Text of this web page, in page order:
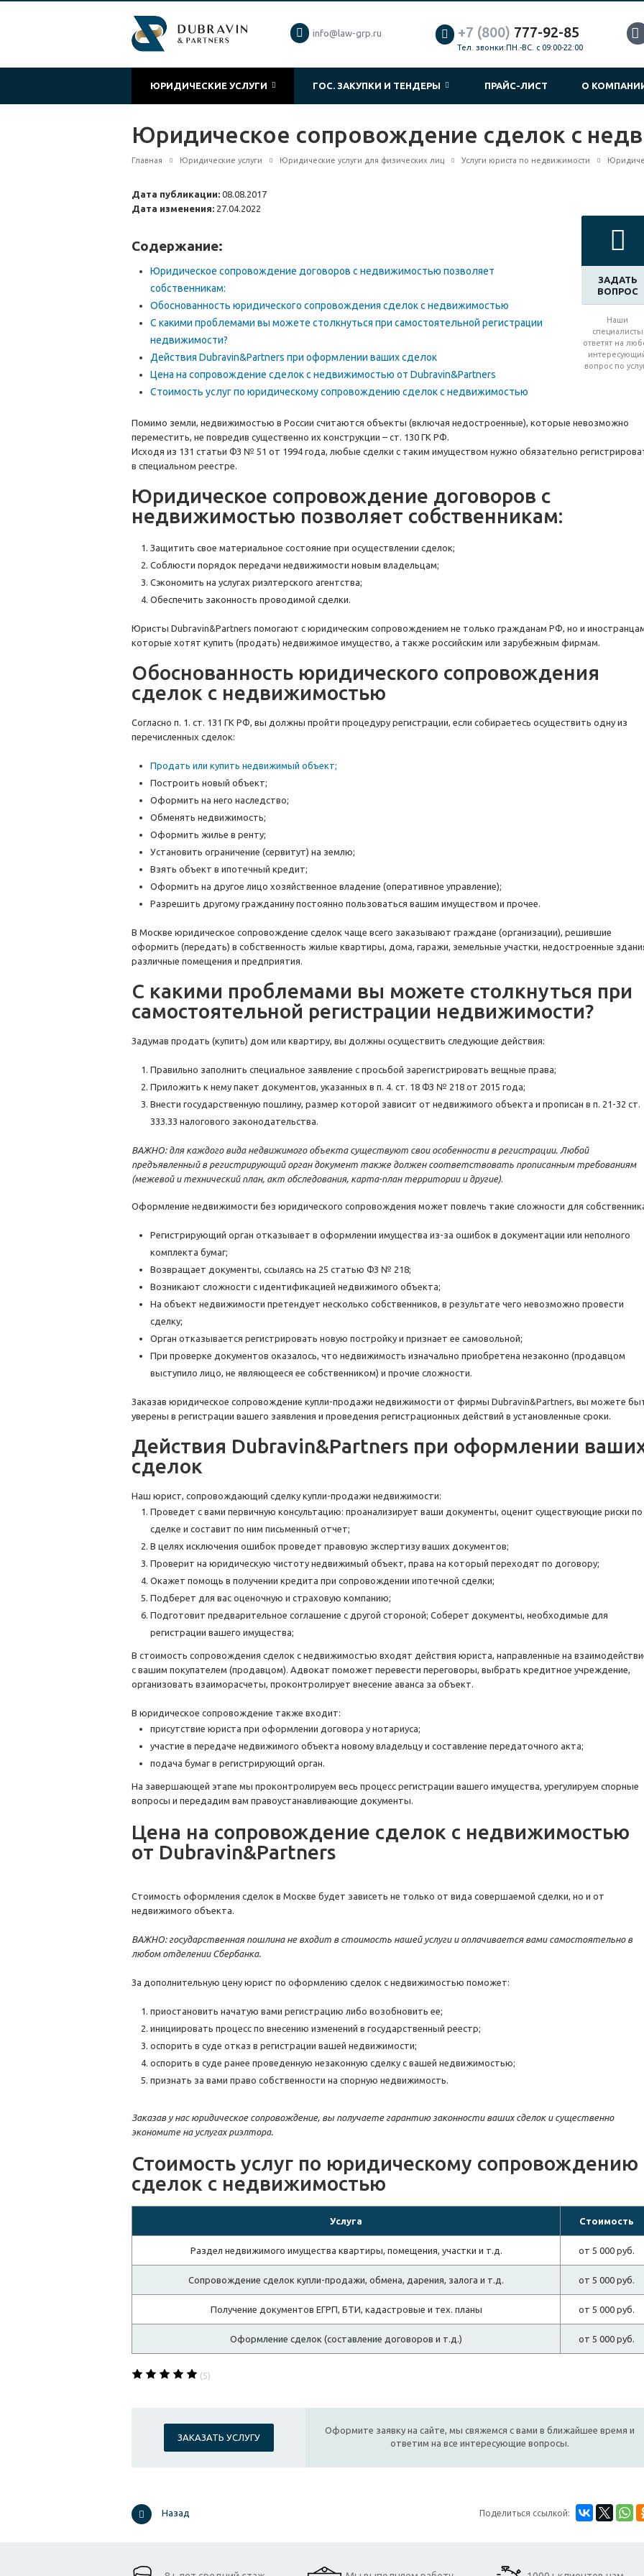
info@law-grp.ru +7 (800) 777-92-85
Тел. звонки:ПН.-ВС. с 09:00-22:00
ЮРИДИЧЕСКИЕ УСЛУГИ ГОС. ЗАКУПКИ И ТЕНДЕРЫ ПРАЙС-ЛИСТ О
Юридическое сопровождение сделок с
Главная Юридические услуги Юридические услуги для физических лиц Услуги юриста по недвижимости
Дата публикации: 08.08.2017
Дата изменения: 27.04.2022
ЗАДАТЬ
ВОПРОС
Наши
специалисты
ответят на
вопрос по
Содержание:
Юридическое сопровождение договоров с недвижимостью позволяет
собственникам:
Обоснованность юридического сопровождения сделок с недвижимостью
С какими проблемами вы можете столкнуться при самостоятельной регистрации
недвижимости?
Действия Dubravin&Partners при оформлении ваших сделок
Цена на сопровождение сделок с недвижимостью от Dubravin&Partners
Стоимость услуг по юридическому сопровождению сделок с недвижимостью
Помимо земли, недвижимостью в России считаются объекты (включая недостроенные), которые невозможно
переместить, не повредив существенно их конструкции – ст. 130 ГК РФ.
Исходя из 131 статьи ФЗ № 51 от 1994 года, любые сделки с таким имуществом нужно обязательно
в специальном реестре.
Юридическое сопровождение договоров с
недвижимостью позволяет собственникам:
Защитить свое материальное состояние при осуществлении сделок;
Соблюсти порядок передачи недвижимости новым владельцам;
Сэкономить на услугах риэлтерского агентства;
Обеспечить законность проводимой сделки.
Юристы Dubravin&Partners помогают с юридическим сопровождением не только гражданам РФ, но и
которые хотят купить (продать) недвижимое имущество, а также российским или зарубежным фирмам.
Обоснованность юридического сопровождения
сделок с недвижимостью
Согласно п. 1. ст. 131 ГК РФ, вы должны пройти процедуру регистрации, если собираетесь осуществить одну из
перечисленных сделок:
Продать или купить недвижимый объект;
Построить новый объект;
Оформить на него наследство;
Обменять недвижимость;
Оформить жилье в ренту;
Установить ограничение (сервитут) на землю;
Взять объект в ипотечный кредит;
Оформить на другое лицо хозяйственное владение (оперативное управление);
Разрешить другому гражданину постоянно пользоваться вашим имуществом и прочее.
В Москве юридическое сопровождение сделок чаще всего заказывают граждане (организации), решившие
оформить (передать) в собственность жилые квартиры, дома, гаражи, земельные участки, недостроенные
различные помещения и предприятия.
С какими проблемами вы можете столкнуться при
самостоятельной регистрации недвижимости?
Задумав продать (купить) дом или квартиру, вы должны осуществить следующие действия:
Правильно заполнить специальное заявление с просьбой зарегистрировать вещные права;
Приложить к нему пакет документов, указанных в п. 4. ст. 18 ФЗ № 218 от 2015 года;
Внести государственную пошлину, размер которой зависит от недвижимого объекта и прописан в п. 21-32 ст.
333.33 налогового законодательства.
ВАЖНО: для каждого вида недвижимого объекта существуют свои особенности в регистрации. Любой
предъявленный в регистрирующий орган документ также должен соответствовать прописанным требованиям
(межевой и технический план, акт обследования, карта-план территории и другие).
Оформление недвижимости без юридического сопровождения может повлечь такие сложности для
Регистрирующий орган отказывает в оформлении имущества из-за ошибок в документации или неполного
комплекта бумаг;
Возвращает документы, ссылаясь на 25 статью ФЗ № 218;
Возникают сложности с идентификацией недвижимого объекта;
На объект недвижимости претендует несколько собственников, в результате чего невозможно провести
сделку;
Орган отказывается регистрировать новую постройку и признает ее самовольной;
При проверке документов оказалось, что недвижимость изначально приобретена незаконно (продавцом
выступило лицо, не являющееся ее собственником) и прочие сложности.
Заказав юридическое сопровождение купли-продажи недвижимости от фирмы Dubravin&Partners, вы можете
уверены в регистрации вашего заявления и проведения регистрационных действий в установленные сроки.
Действия Dubravin&Partners при оформлении
сделок
Наш юрист, сопровождающий сделку купли-продажи недвижимости:
Проведет с вами первичную консультацию: проанализирует ваши документы, оценит существующие риски по
сделке и составит по ним письменный отчет;
В целях исключения ошибок проведет правовую экспертизу ваших документов;
Проверит на юридическую чистоту недвижимый объект, права на который переходят по договору;
Окажет помощь в получении кредита при сопровождении ипотечной сделки;
Подберет для вас оценочную и страховую компанию;
Подготовит предварительное соглашение с другой стороной; Соберет документы, необходимые для
регистрации вашего имущества;
В стоимость сопровождения сделок с недвижимостью входят действия юриста, направленные на
с вашим покупателем (продавцом). Адвокат поможет перевести переговоры, выбрать кредитное учреждение,
организовать взаиморасчеты, проконтролирует внесение аванса за объект.
В юридическое сопровождение также входит:
присутствие юриста при оформлении договора у нотариуса;
участие в передаче недвижимого объекта новому владельцу и составление передаточного акта;
подача бумаг в регистрирующий орган.
На завершающей этапе мы проконтролируем весь процесс регистрации вашего имущества, урегулируем спорные
вопросы и передадим вам правоустанавливающие документы.
Цена на сопровождение сделок с недвижимостью
от Dubravin&Partners
Стоимость оформления сделок в Москве будет зависеть не только от вида совершаемой сделки, но и от
недвижимого объекта.
ВАЖНО: государственная пошлина не входит в стоимость нашей услуги и оплачивается вами самостоятельно в
любом отделении Сбербанка.
За дополнительную цену юрист по оформлению сделок с недвижимостью поможет:
приостановить начатую вами регистрацию либо возобновить ее;
инициировать процесс по внесению изменений в государственный реестр;
оспорить в суде отказ в регистрации вашей недвижимости;
оспорить в суде ранее проведенную незаконную сделку с вашей недвижимостью;
признать за вами право собственности на спорную недвижимость.
Заказав у нас юридическое сопровождение, вы получаете гарантию законности ваших сделок и существенно
экономите на услугах риэлтора.
Стоимость услуг по юридическому сопровождению
сделок с недвижимостью
Услуга Стоимость
Раздел недвижимого имущества квартиры, помещения, участки и т.д. от 5 000 руб.
Сопровождение сделок купли-продажи, обмена, дарения, залога и т.д. от 5 000 руб.
Получение документов ЕГРП, БТИ, кадастровые и тех. планы от 5 000 руб.
Оформление сделок (составление договоров и т.д.) от 5 000 руб.
(5)
ЗАКАЗАТЬ УСЛУГУ
Оформите заявку на сайте, мы свяжемся с вами в ближайшее время и
ответим на все интересующие вопросы.
Поделиться ссылкой:
Назад